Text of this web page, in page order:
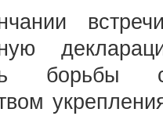
борьбы